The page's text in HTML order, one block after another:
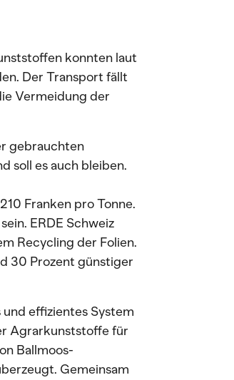
konnten laut
Der Transport fällt
Vermeidung der
gebrauchten
soll es auch bleiben.
Franken pro Tonne.
ERDE Schweiz
Recycling der Folien.
30 Prozent günstiger
effizientes System
Agrarkunststoffe für
Ballmoos-
Gemeinsam